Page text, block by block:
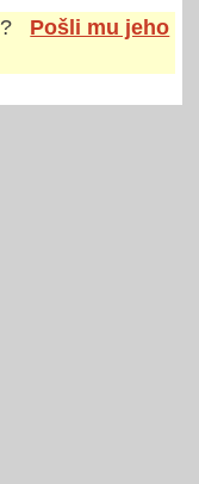
?
Pošli mu jeho